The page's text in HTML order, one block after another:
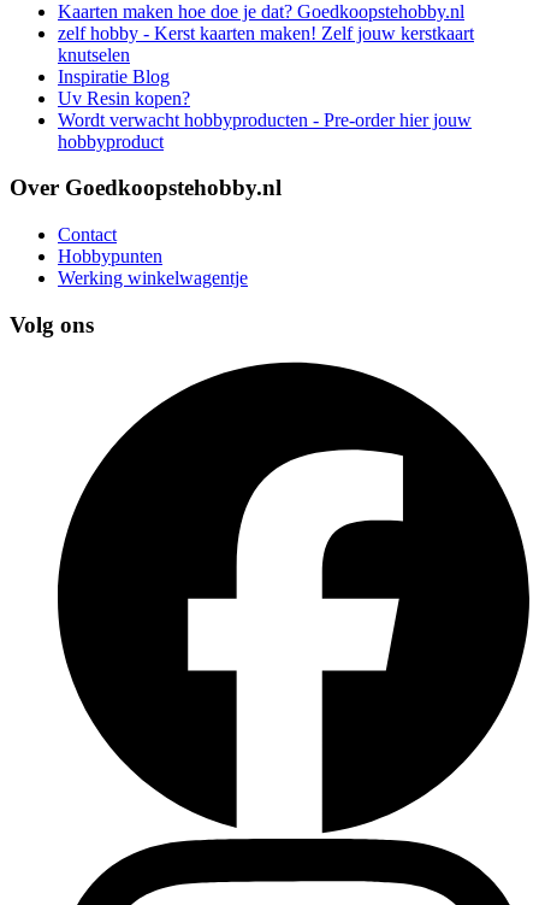
Kaarten maken hoe doe je dat? Goedkoopstehobby.nl
zelf hobby - Kerst kaarten maken! Zelf jouw kerstkaart
knutselen
Inspiratie Blog
Uv Resin kopen?
Wordt verwacht hobbyproducten - Pre-order hier jouw
hobbyproduct
Over Goedkoopstehobby.nl
Contact
Hobbypunten
Werking winkelwagentje
Volg ons